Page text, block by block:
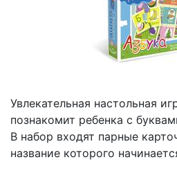
Увлекательная настольная
познакомит ребенка с
В набор входят парные
название которого